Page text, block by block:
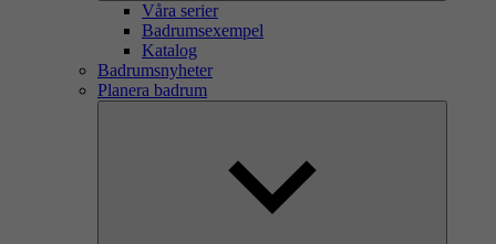
Våra serier
Badrumsexempel
Katalog
Badrumsnyheter
Planera badrum